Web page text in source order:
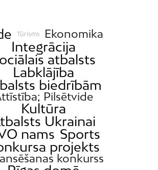
Tūrisms Ekonomika
Integrācija
atbalsts
Labklājība
biedrībām
Pilsētvide
Kultūra
Ukrainai
nams Sports
projekts
konkurss